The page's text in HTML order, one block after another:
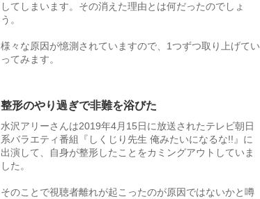
してしまいます。その消えた理由とは何だったのでしょ
う。
様々な原因が憶測されていますので、1つずつ取り上げてい
ってみます。
整形のやり過ぎで非難を浴びた
水沢アリーさんは2019年4月15日に放送されたテレビ朝日
系バラエティ番組『しくじり先生 俺みたいになるな!!』に
出演して、自身が整形したことをカミングアウトしていま
した。
そのことで視聴者離れが起こったのが原因ではないかと噂